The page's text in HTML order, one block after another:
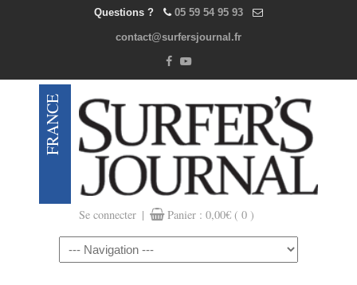
Questions ? 05 59 54 95 93
contact@surfersjournal.fr
Se connecter | Panier : 0,00€ ( 0 )
Navigation